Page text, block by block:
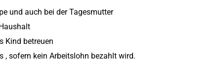
und auch bei der Tagesmutter
Kind betreuen
, sofern kein Arbeitslohn bezahlt wird.